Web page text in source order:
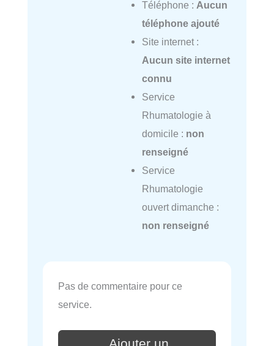
Téléphone : Aucun
téléphone ajouté
Site internet :
Aucun site internet
connu
Service
Rhumatologie à
domicile : non
renseigné
Service
Rhumatologie
ouvert dimanche :
non renseigné
Pas de commentaire pour ce
service.